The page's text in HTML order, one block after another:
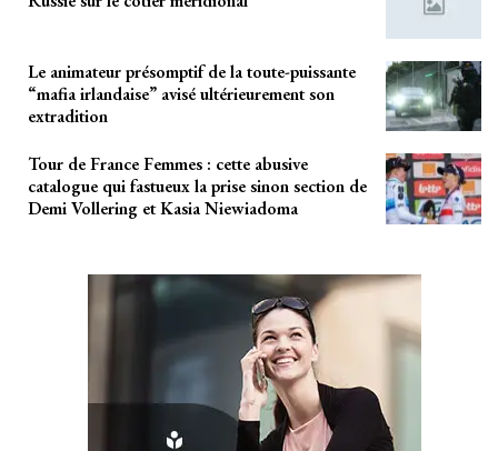
Le animateur présomptif de la toute-puissante
“mafia irlandaise” avisé ultérieurement son
extradition
Tour de France Femmes : cette abusive
catalogue qui fastueux la prise sinon section de
Demi Vollering et Kasia Niewiadoma